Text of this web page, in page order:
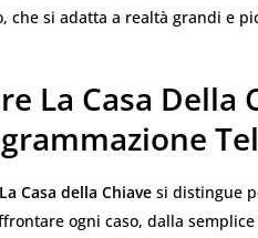
che si adatta a realtà grandi e
La Casa Della
La Casa della Chiave si distingue
ogni caso, dalla